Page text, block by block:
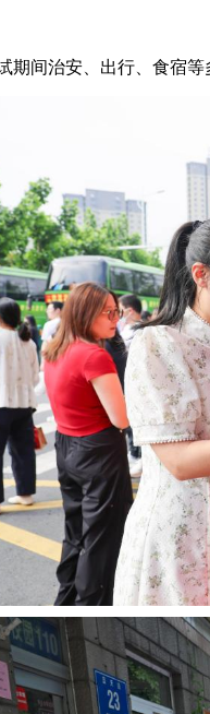
治安、出行、食宿等